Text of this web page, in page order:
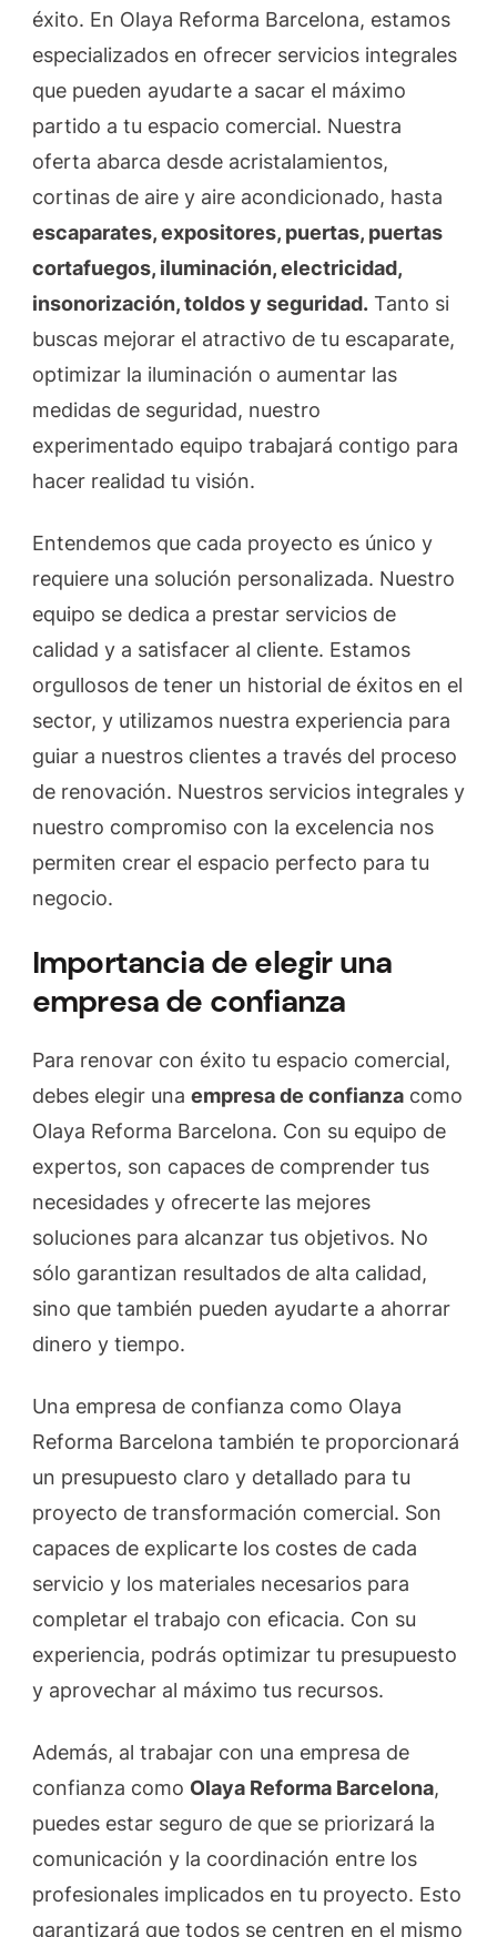
éxito. En Olaya Reforma Barcelona, estamos
especializados en ofrecer servicios integrales
que pueden ayudarte a sacar el máximo
partido a tu espacio comercial. Nuestra
oferta abarca desde acristalamientos,
cortinas de aire y aire acondicionado, hasta
escaparates, expositores, puertas, puertas
cortafuegos, iluminación, electricidad,
insonorización, toldos y seguridad. Tanto si
buscas mejorar el atractivo de tu escaparate,
optimizar la iluminación o aumentar las
medidas de seguridad, nuestro
experimentado equipo trabajará contigo para
hacer realidad tu visión.
Entendemos que cada proyecto es único y
requiere una solución personalizada. Nuestro
equipo se dedica a prestar servicios de
calidad y a satisfacer al cliente. Estamos
orgullosos de tener un historial de éxitos en el
sector, y utilizamos nuestra experiencia para
guiar a nuestros clientes a través del proceso
de renovación. Nuestros servicios integrales y
nuestro compromiso con la excelencia nos
permiten crear el espacio perfecto para tu
negocio.
Importancia de elegir una
empresa de confianza
Para renovar con éxito tu espacio comercial,
debes elegir una empresa de confianza como
Olaya Reforma Barcelona. Con su equipo de
expertos, son capaces de comprender tus
necesidades y ofrecerte las mejores
soluciones para alcanzar tus objetivos. No
sólo garantizan resultados de alta calidad,
sino que también pueden ayudarte a ahorrar
dinero y tiempo.
Una empresa de confianza como Olaya
Reforma Barcelona también te proporcionará
un presupuesto claro y detallado para tu
proyecto de transformación comercial. Son
capaces de explicarte los costes de cada
servicio y los materiales necesarios para
completar el trabajo con eficacia. Con su
experiencia, podrás optimizar tu presupuesto
y aprovechar al máximo tus recursos.
Además, al trabajar con una empresa de
confianza como Olaya Reforma Barcelona,
puedes estar seguro de que se priorizará la
comunicación y la coordinación entre los
profesionales implicados en tu proyecto. Esto
garantizará que todos se centren en el mismo